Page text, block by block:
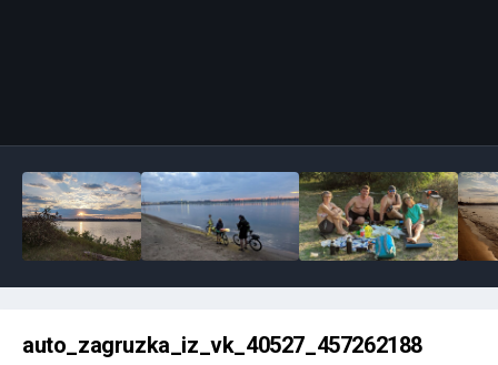
auto_zagruzka_iz_vk_40527_457262188